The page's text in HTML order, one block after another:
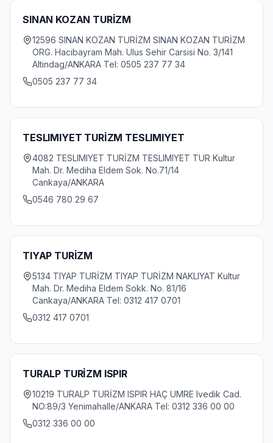
SINAN KOZAN TURİZM
12596 SINAN KOZAN TURİZM SINAN KOZAN TURİZM
ORG. Hacibayram Mah. Ulus Sehir Carsisi No. 3/141
Altindag/ANKARA Tel: 0505 237 77 34
0505 237 77 34
TESLIMIYET TURİZM TESLIMIYET
4082 TESLIMIYET TURİZM TESLIMIYET TUR Kultur
Mah. Dr. Mediha Eldem Sok. No.71/14
Cankaya/ANKARA
0546 780 29 67
TIYAP TURİZM
5134 TIYAP TURİZM TIYAP TURİZM NAKLIYAT Kultur
Mah. Dr. Mediha Eldem Sokk. No. 81/16
Cankaya/ANKARA Tel: 0312 417 0701
0312 417 0701
TURALP TURİZM ISPIR
10219 TURALP TURİZM ISPIR HAÇ UMRE Ivedik Cad.
NO:89/3 Yenimahalle/ANKARA Tel: 0312 336 00 00
0312 336 00 00